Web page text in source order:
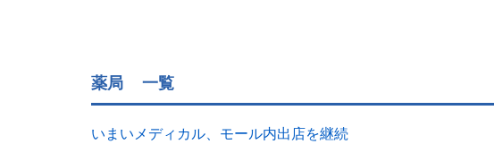
薬局 一覧
いまいメディカル、モール内出店を継続